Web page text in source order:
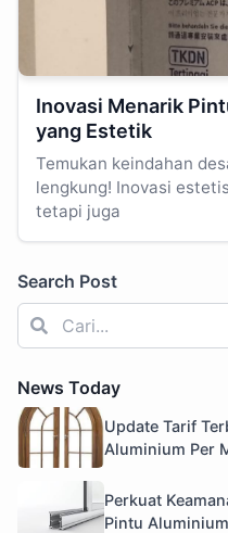
Inovasi Menarik
yang Estetik
Temukan keindahan
lengkung! Inovasi
tetapi juga
Search Post
News Today
Update Tarif
Aluminium Per
Perkuat
Pintu Aluminium